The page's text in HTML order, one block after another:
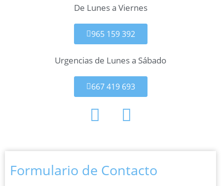
De Lunes a Viernes
965 159 392
Urgencias de Lunes a Sábado
667 419 693
Formulario de Contacto